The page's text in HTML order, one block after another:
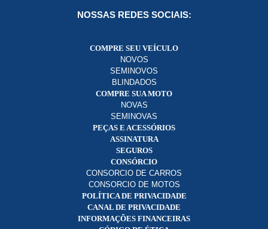
NOSSAS REDES SOCIAIS:
COMPRE SEU VEÍCULO
NOVOS
SEMINOVOS
BLINDADOS
COMPRE SUA MOTO
NOVAS
SEMINOVAS
PEÇAS E ACESSÓRIOS
ASSINATURA
SEGUROS
CONSÓRCIO
CONSORCIO DE CARROS
CONSORCIO DE MOTOS
POLÍTICA DE PRIVACIDADE
CANAL DE PRIVACIDADE
INFORMAÇÕES FINANCEIRAS